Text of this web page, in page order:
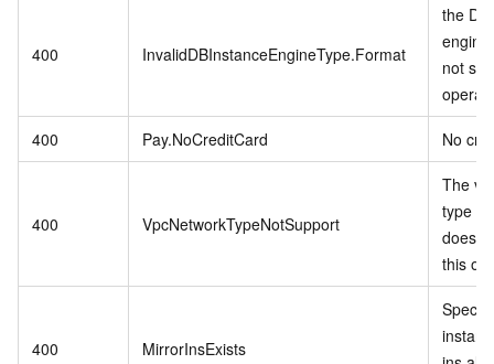
400 InvalidDBInstanceEngineType.Format
the
not
400 Pay.NoCreditCard No
400 VpcNetworkTypeNotSupport
The
type
does
this
400 MirrorInsExists